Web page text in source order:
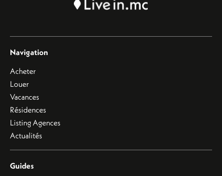
Navigation
Acheter
Louer
Vacances
Résidences
Listing Agences
Actualités
Guides